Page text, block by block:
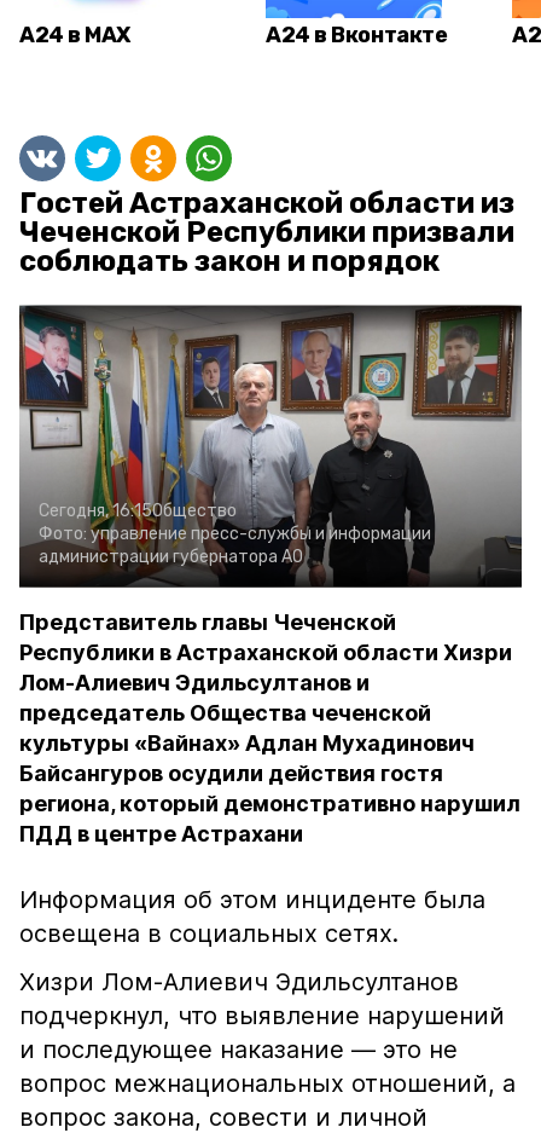
А24 в MAX А24 в Вконтакте
Гостей Астраханской области из
Чеченской Республики призвали
соблюдать закон и порядок
Сегодня, 16:15Общество
Фото: управление пресс-службы и информации
администрации губернатора АО
Представитель главы Чеченской
Республики в Астраханской области Хизри
Лом-Алиевич Эдильсултанов и
председатель Общества чеченской
культуры «Вайнах» Адлан Мухадинович
Байсангуров осудили действия гостя
региона, который демонстративно нарушил
ПДД в центре Астрахани
Информация об этом инциденте была
освещена в социальных сетях.
Хизри Лом-Алиевич Эдильсултанов
подчеркнул, что выявление нарушений
и последующее наказание — это не
вопрос межнациональных отношений, а
вопрос закона, совести и личной